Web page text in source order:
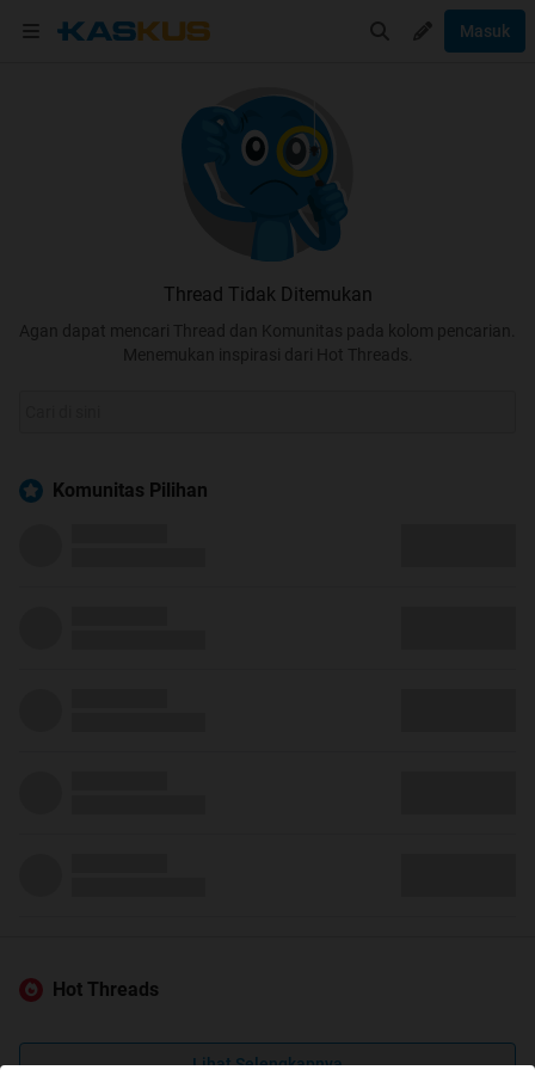
Masuk
Thread Tidak Ditemukan
Agan dapat mencari Thread dan Komunitas pada kolom pencarian.
Menemukan inspirasi dari Hot Threads.
Komunitas Pilihan
Hot Threads
Lihat Selengkapnya